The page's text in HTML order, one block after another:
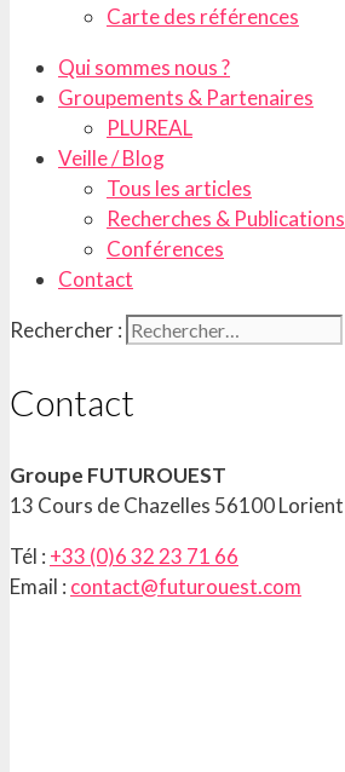
Carte des références
Qui sommes nous ?
Groupements & Partenaires
PLUREAL
Veille / Blog
Tous les articles
Recherches & Publications
Conférences
Contact
Rechercher :
Contact
Groupe FUTUROUEST
13 Cours de Chazelles 56100 Lorient
Tél : +33 (0)6 32 23 71 66
Email : contact@futurouest.com